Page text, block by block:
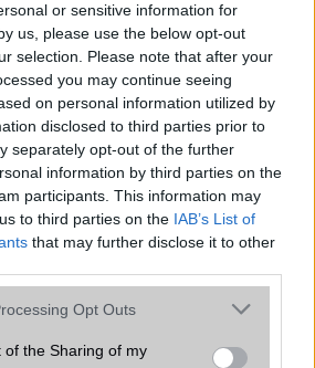
or sensitive information for
us, please use the below opt-out
selection. Please note that after your
you may continue seeing
on personal information utilized by
disclosed to third parties prior to
separately opt-out of the further
information by third parties on the
participants. This information may
to third parties on the IAB’s List of
that may further disclose it to other
app uses one or more Google
or usage behaviour. You may click to
Opt Outs
of the Sharing of my
hogy a mobiltelefonok összehasonlítása
egyéni preferenciákkal rendelkezik, így a
azok, akik számára fontos a nagyobb
hatékony